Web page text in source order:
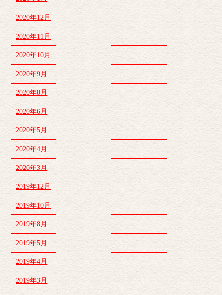
2020年12月
2020年11月
2020年10月
2020年9月
2020年8月
2020年6月
2020年5月
2020年4月
2020年3月
2019年12月
2019年10月
2019年8月
2019年5月
2019年4月
2019年3月